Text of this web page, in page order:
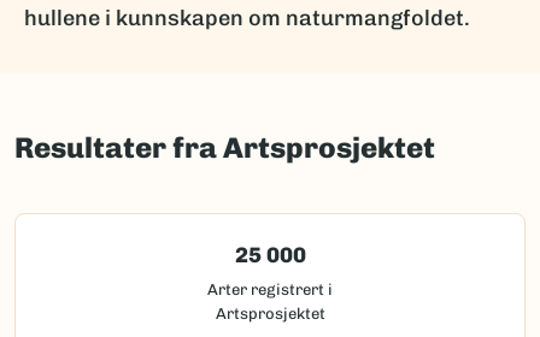
hullene i kunnskapen om naturmangfoldet.
Resultater fra Artsprosjektet
25 000
Arter registrert i
Artsprosjektet